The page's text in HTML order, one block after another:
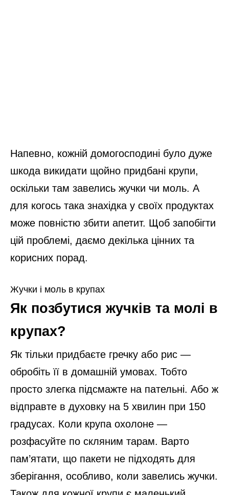
Напевно, кожній домогосподині було дуже
шкода викидати щойно придбані крупи,
оскільки там завелись жучки чи моль. А
для когось така знахідка у своїх продуктах
може повністю збити апетит. Щоб запобігти
цій проблемі, даємо декілька цінних та
корисних порад.
Жучки і моль в крупах
Як позбутися жучків та молі в
крупах?
Як тільки придбаєте гречку або рис —
обробіть її в домашній умовах. Тобто
просто злегка підсмажте на пательні. Або ж
відправте в духовку на 5 хвилин при 150
градусах. Коли крупа охолоне —
розфасуйте по скляним тарам. Варто
пам’ятати, що пакети не підходять для
зберігання, особливо, коли завелись жучки.